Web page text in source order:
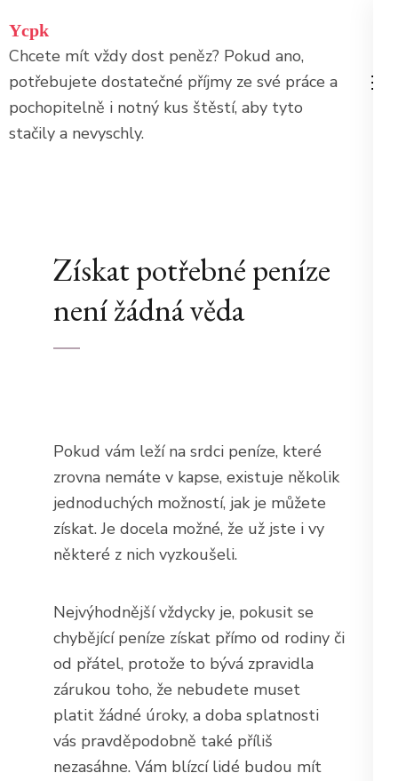
na
obsah
(stiskněte
Enter)
Ycpk
Chcete mít vždy dost peněz? Pokud ano,
potřebujete dostatečné příjmy ze své práce a
pochopitelně i notný kus štěstí, aby tyto
stačily a nevyschly.
Získat potřebné peníze
není žádná věda
Pokud vám leží na srdci peníze, které
zrovna nemáte v kapse, existuje několik
jednoduchých možností, jak je můžete
získat. Je docela možné, že už jste i vy
některé z nich vyzkoušeli.
Nejvýhodnější vždycky je, pokusit se
chybějící peníze získat přímo od rodiny či
od přátel, protože to bývá zpravidla
zárukou toho, že nebudete muset
platit žádné úroky, a doba splatnosti
vás pravděpodobně také příliš
nezasáhne. Vám blízcí lidé budou mít